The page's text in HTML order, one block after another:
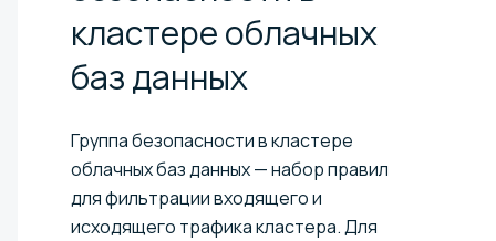
кластере облачных
базданных
Группа безопасности в кластере
облачных баз данных — набор правил
для фильтрации входящего и
исходящего трафика кластера. Для